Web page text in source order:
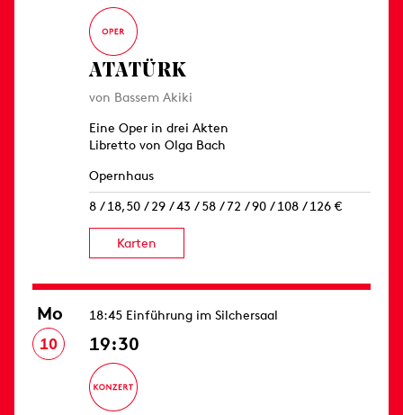
ATATÜRK
von Bassem Akiki
Eine Oper in drei Akten
Libretto von Olga Bach
Opernhaus
8 / 18,50 / 29 / 43 / 58 / 72 / 90 / 108 / 126 €
Karten
Mo
10
18:45 Einführung im Silchersaal
19:30